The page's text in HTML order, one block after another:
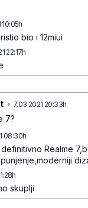
bio i 12miui
22:17h
• 7.03.2021 20:33h
7?
08:30h
Realme
skuplji